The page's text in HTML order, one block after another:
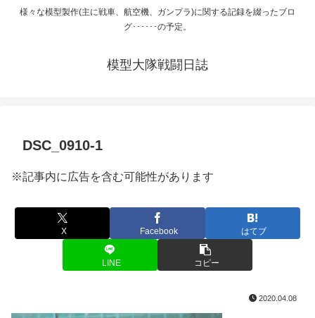
様々な模型製作(主に戦車、航空機、ガンプラ)に関する記録を綴ったブロ
グ･･････の予定。
模型大隊戦闘日誌
DSC_0910-1
※記事内に広告を含む可能性があります
X Facebook はてブ
LINE コピー
2020.04.08